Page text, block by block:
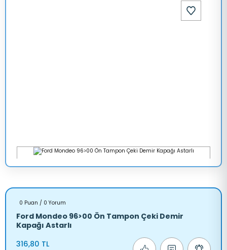
0 Puan / 0 Yorum
Ford Mondeo 96>00 Ön Tampon Çeki Demir
Kapağı Astarlı
316,80 TL